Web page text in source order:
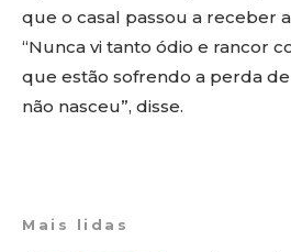
que o casal passou a receber
“Nunca vi tanto ódio e rancor
que estão sofrendo a perda
não nasceu”, disse.
Mais lidas